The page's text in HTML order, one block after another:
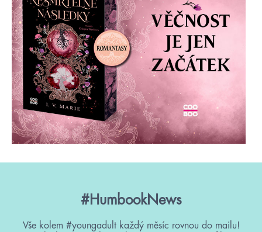
#HumbookNews
Vše kolem #youngadult každý měsíc rovnou do mailu!